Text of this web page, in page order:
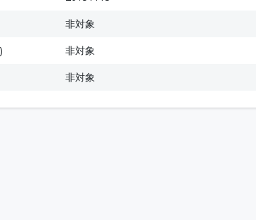
非対象
非対象
非対象